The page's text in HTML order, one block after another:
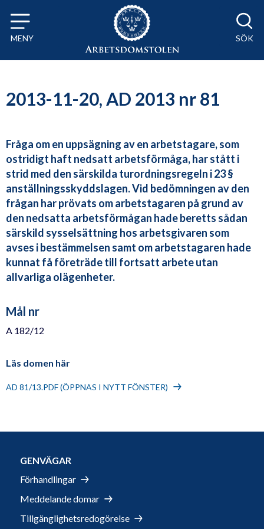
Till innehåll på sidan x
MENY SÖK
2013-11-20, AD 2013 nr 81
Fråga om en uppsägning av en arbetstagare, som
ostridigt haft nedsatt arbetsförmåga, har stått i
strid med den särskilda turordningsregeln i 23 §
anställningsskyddslagen. Vid bedömningen av den
frågan har prövats om arbetstagaren på grund av
den nedsatta arbetsförmågan hade beretts sådan
särskild sysselsättning hos arbetsgivaren som
avses i bestämmelsen samt om arbetstagaren hade
kunnat få företräde till fortsatt arbete utan
allvarliga olägenheter.
Mål nr
A 182/12
Läs domen här
AD 81/13.PDF (ÖPPNAS I NYTT FÖNSTER)
GENVÄGAR
Förhandlingar
Meddelande domar
Tillgänglighetsredogörelse